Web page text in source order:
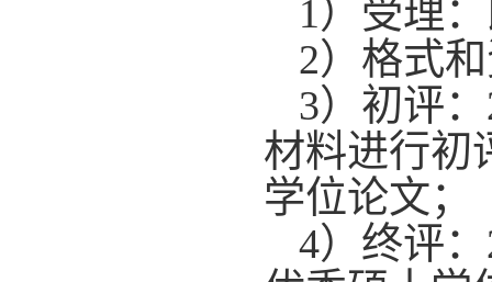
1）受理
2）格式
3）初评：
材料进行初
学位论文；
4）终评：